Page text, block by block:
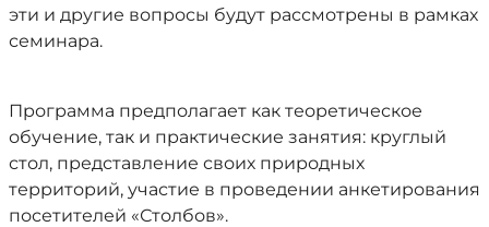
эти и другие вопросы будут рассмотрены в рамках
семинара.
Программа предполагает как теоретическое
обучение, так и практические занятия: круглый
стол, представление своих природных
территорий, участие в проведении анкетирования
посетителей «Столбов».